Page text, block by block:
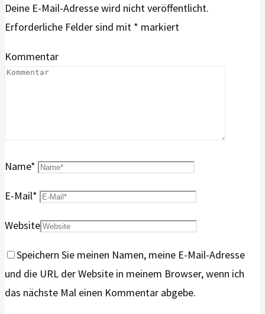
Deine E-Mail-Adresse wird nicht veröffentlicht.
Erforderliche Felder sind mit * markiert
Kommentar
Name*
E-Mail*
Website
Speichern Sie meinen Namen, meine E-Mail-Adresse
und die URL der Website in meinem Browser, wenn ich
das nächste Mal einen Kommentar abgebe.